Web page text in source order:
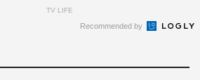
TV LIFE
Recommended by